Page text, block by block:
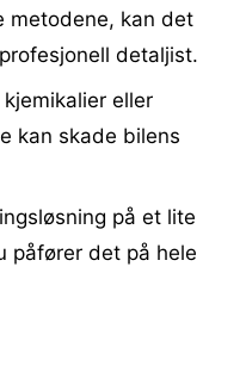
metodene, kan det
detaljist.
eller
kan skade bilens
på et lite
påfører det på hele